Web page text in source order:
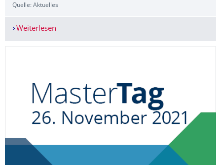
Quelle: Aktuelles
Weiterlesen